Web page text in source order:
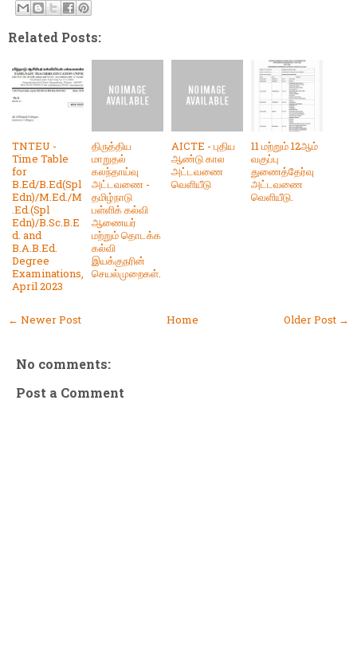
Related Posts:
TNTEU -
Time Table
for
B.Ed/B.Ed(Spl
Edn)/M.Ed./M
.Ed.(Spl
Edn)/B.Sc.B.E
d. and
B.A.B.Ed.
Degree
Examinations,
April 2023
திருத்திய
மாறுதல்
கலந்தாய்வு
அட்டவணை -
தமிழ்நாடு
பள்ளிக் கல்வி
ஆணையர்
மற்றும் தொடக்க
கல்வி
இயக்குநரின்
செயல்முறைகள்.
AICTE - புதிய
ஆண்டு கால
அட்டவணை
வெளியீடு
11 மற்றும் 12ஆம்
வகுப்பு
துணைத்தேர்வு
அட்டவணை
வெளியீடு.
← Newer Post Older Post →
Home
No comments:
Post a Comment